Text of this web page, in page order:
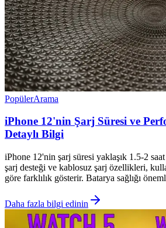
PopülerArama
iPhone 12'nin Şarj Süresi ve
Detaylı Bilgi
iPhone 12'nin şarj süresi yaklaşık 1.5-2 saat
şarj desteği ve kablosuz şarj özellikleri,
göre farklılık gösterir. Batarya sağlığı
Daha fazla bilgi edinin